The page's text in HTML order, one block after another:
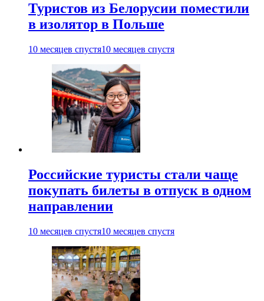
Туристов из Белорусии поместили
в изолятор в Польше
10 месяцев спустя10 месяцев спустя
Российские туристы стали чаще
покупать билеты в отпуск в одном
направлении
10 месяцев спустя10 месяцев спустя